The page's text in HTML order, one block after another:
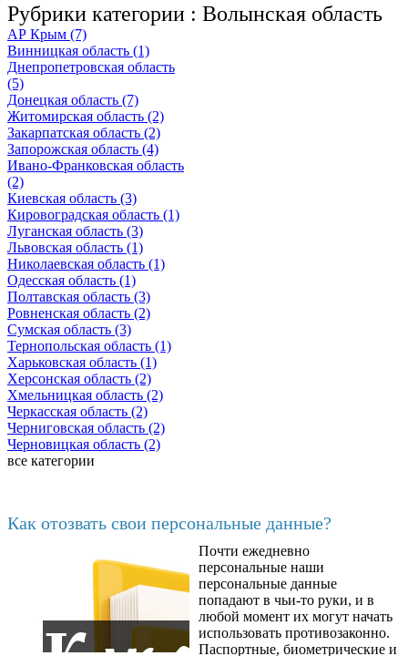
Рубрики категории : Волынская область
АР Крым (7)
Винницкая область (1)
Днепропетровская область
(5)
Донецкая область (7)
Житомирская область (2)
Закарпатская область (2)
Запорожская область (4)
Ивано-Франковская область
(2)
Киевская область (3)
Кировоградская область (1)
Луганская область (3)
Львовская область (1)
Николаевская область (1)
Одесская область (1)
Полтавская область (3)
Ровненская область (2)
Сумская область (3)
Тернопольская область (1)
Харьковская область (1)
Херсонская область (2)
Хмельницкая область (2)
Черкасская область (2)
Черниговская область (2)
Черновицкая область (2)
все категории
Как отозвать свои персональные данные?
Почти ежедневно
персональные наши
персональные данные
попадают в чьи-то руки, и в
любой момент их могут начать
использовать противозаконно.
Паспортные, биометрические и